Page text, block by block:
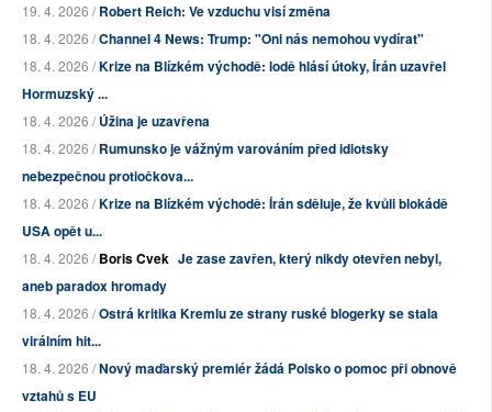
19. 4. 2026 /Robert Reich: Ve vzduchu visí změna
18. 4. 2026 /Channel 4 News: Trump: "Oni nás nemohou vydírat"
18. 4. 2026 /Krize na Blízkém východě: lodě hlásí útoky, Írán uzavřel
Hormuzský ...
18. 4. 2026 /Úžina je uzavřena
18. 4. 2026 /Rumunsko je vážným varováním před idiotsky
nebezpečnou protiočkova...
18. 4. 2026 /Krize na Blízkém východě: Írán sděluje, že kvůli blokádě
USA opět u...
18. 4. 2026 /Boris Cvek Je zase zavřen, který nikdy otevřen nebyl,
aneb paradox hromady
18. 4. 2026 /Ostrá kritika Kremlu ze strany ruské blogerky se stala
virálním hit...
18. 4. 2026 /Nový maďarský premiér žádá Polsko o pomoc při obnově
vztahů s EU